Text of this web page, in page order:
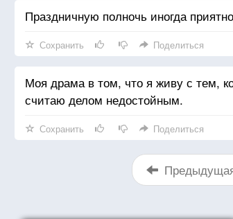
Праздничную полночь иногда
Сохранить Поделиться
Моя драма в том, что я живу с тем,
считаю делом недостойным.
Сохранить Поделиться